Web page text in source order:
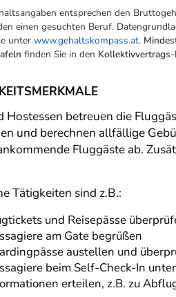
entsprechen den
einen gesuchten Beruf.
unter www.gehaltskompass.at.
finden Sie in den
Hostessen betreuen die
und berechnen allfällige
Fluggäste ab.
Tätigkeiten sind z.B.:
und Reisepässe
am Gate begrüßen
austellen und
beim Self-Check-In
erteilen, z.B. zu